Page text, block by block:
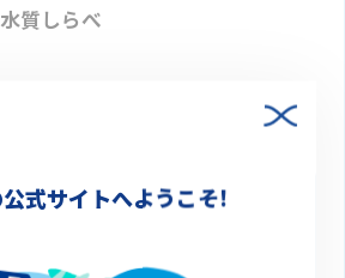
質しらべ
式サイトへようこそ!